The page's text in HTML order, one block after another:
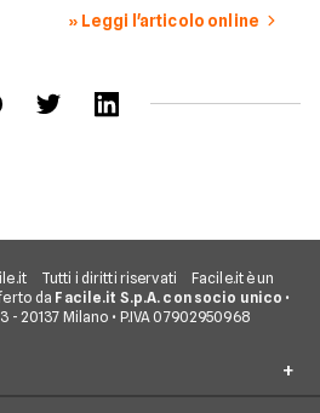
» Leggi l'articolo online
Tutti i diritti riservati
Facile.it è un
da Facile.it S.p.A. con socio unico •
- 20137 Milano • P.IVA 07902950968